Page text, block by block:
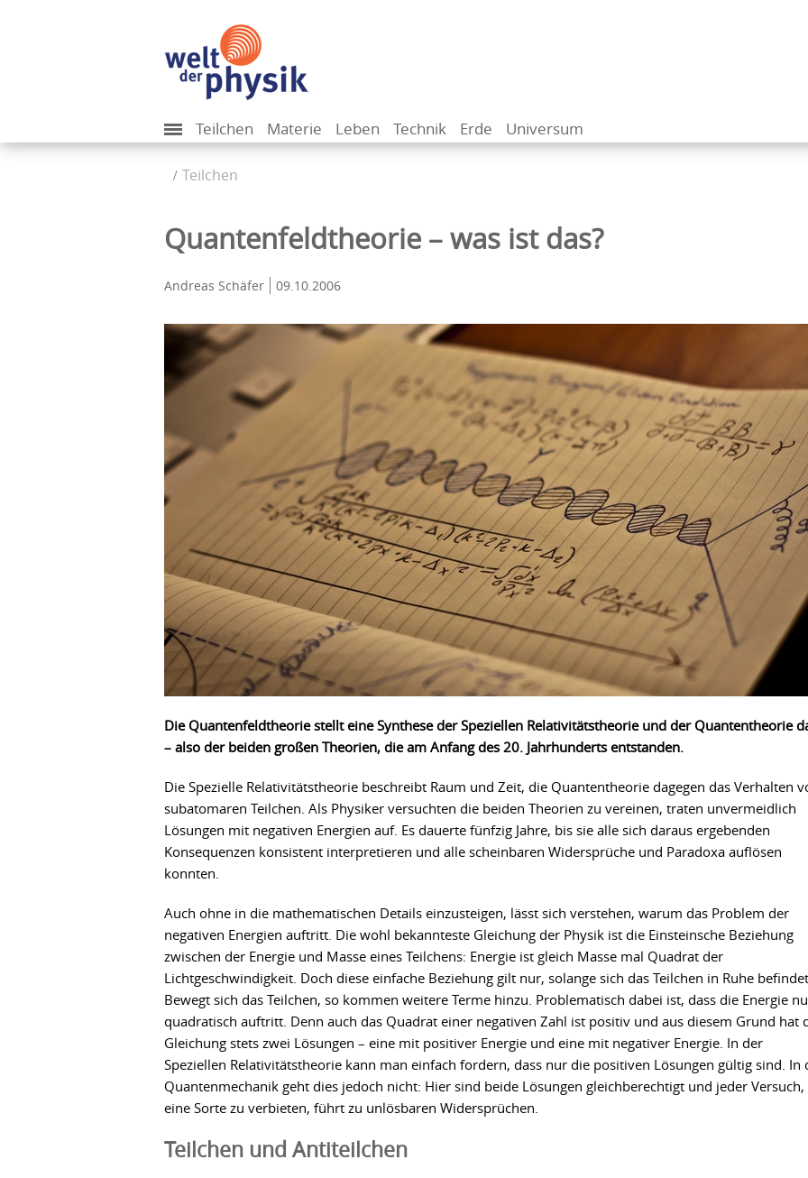
Teilchen Materie Leben Technik Erde Universum
Teilchen
Quantenfeldtheorie – was ist das?
Andreas Schäfer 09.10.2006
Die Quantenfeldtheorie stellt eine Synthese der Speziellen Relativitätstheorie und der Quantentheorie
– also der beiden großen Theorien, die am Anfang des 20. Jahrhunderts entstanden.
Die Spezielle Relativitätstheorie beschreibt Raum und Zeit, die Quantentheorie dagegen das Verhalten
subatomaren Teilchen. Als Physiker versuchten die beiden Theorien zu vereinen, traten unvermeidlich
Lösungen mit negativen Energien auf. Es dauerte fünfzig Jahre, bis sie alle sich daraus ergebenden
Konsequenzen konsistent interpretieren und alle scheinbaren Widersprüche und Paradoxa auflösen
konnten.
Auch ohne in die mathematischen Details einzusteigen, lässt sich verstehen, warum das Problem der
negativen Energien auftritt. Die wohl bekannteste Gleichung der Physik ist die Einsteinsche Beziehung
zwischen der Energie und Masse eines Teilchens: Energie ist gleich Masse mal Quadrat der
Lichtgeschwindigkeit. Doch diese einfache Beziehung gilt nur, solange sich das Teilchen in Ruhe
Bewegt sich das Teilchen, so kommen weitere Terme hinzu. Problematisch dabei ist, dass die Energie
quadratisch auftritt. Denn auch das Quadrat einer negativen Zahl ist positiv und aus diesem Grund hat
Gleichung stets zwei Lösungen – eine mit positiver Energie und eine mit negativer Energie. In der
Speziellen Relativitätstheorie kann man einfach fordern, dass nur die positiven Lösungen gültig sind. In
Quantenmechanik geht dies jedoch nicht: Hier sind beide Lösungen gleichberechtigt und jeder Versuch,
eine Sorte zu verbieten, führt zu unlösbaren Widersprüchen.
Teilchen und Antiteilchen